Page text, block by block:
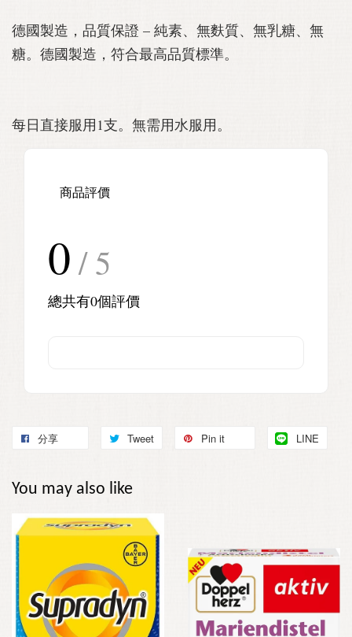
德國製造，品質保證 – 純素、無麩質、無乳糖、無
糖。德國製造，符合最高品質標準。
每日直接服用1支。無需用水服用。
商品評價
0 / 5
總共有0個評價
分享 Tweet Pin it LINE
You may also like